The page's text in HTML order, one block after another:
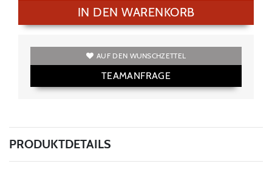
IN DEN WARENKORB
AUF DEN WUNSCHZETTEL
TEAMANFRAGE
PRODUKTDETAILS